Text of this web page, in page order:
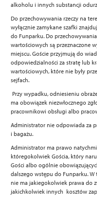
alkoholu i innych substancji
Do przechowywania rzeczy na
wyłącznie zamykane szafki
do Funparku. Do
wartościowych są przeznaczone
miejscu. Goście przyjmują do
odpowiedzialności za stratę lub
wartościowych, które nie były
sejfach.
Przy wypadku, odniesieniu
ma obowiązek niezwłocznego
pracownikowi obsługi albo
Administrator nie odpowiada za
i bagażu.
Administrator ma prawo
któregokolwiek Gościa, który
Gości albo ogólnie
dalszego wstępu do Funparku.
nie ma jakiegokolwiek prawa do
jakichkolwiek innych kosztów